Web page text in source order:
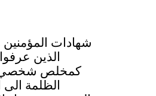
شهادات
الذين
كمخلص شخصي
الظلمة